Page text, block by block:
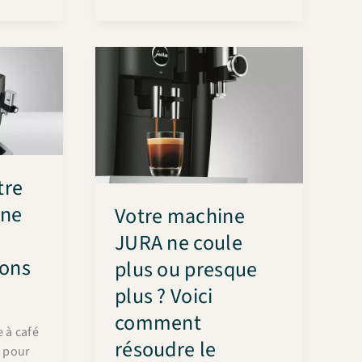
système
machines
:
complet
à café
pour
Votre machine
JURA ne coule
plus ou presque
plus ? Voici
comment
résoudre le